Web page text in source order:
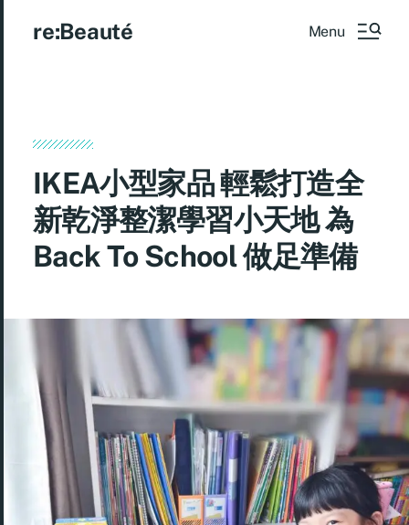
re:Beauté Menu
IKEA小型家品 輕鬆打造全
新乾淨整潔學習小天地 為
Back To School 做足準備